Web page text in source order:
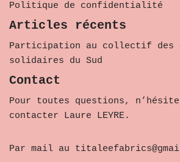
Politique de confidentialité
Articles récents
Participation au collectif des
solidaires du Sud
Contact
Pour toutes questions,
contacter Laure LEYRE.
Par mail au